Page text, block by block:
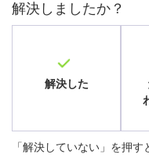
解決しましたか？
解決した
「解決していない」を押